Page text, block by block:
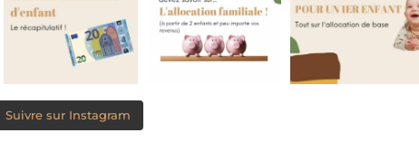
Suivre sur Instagram